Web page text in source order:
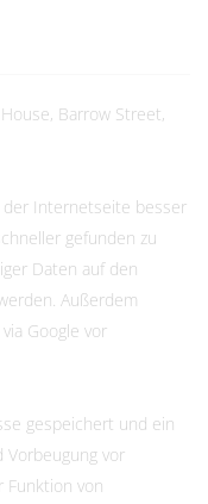
Barrow Street,
Internetseite besser
gefunden zu
Daten auf den
Außerdem
Google vor
gespeichert und ein
Vorbeugung vor
Funktion von